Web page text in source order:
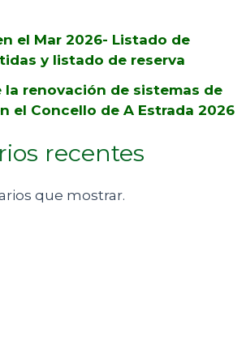
el Mar 2026- Listado de
y listado de reserva
la renovación de sistemas de
el Concello de A Estrada 2026
recentes
que mostrar.